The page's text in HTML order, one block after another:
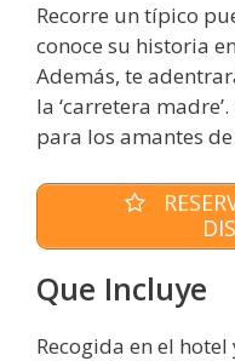
Recorre un típico
conoce su historia
Además, te
la ‘carretera
para los amantes
Que Incluye
Recogida en el